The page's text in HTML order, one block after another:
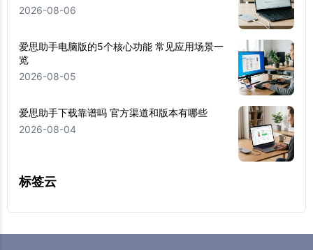
2026-08-06
爱思助手电脑版的5个核心功能 常见应用场景一
览
2026-08-05
爱思助手下载靠谱吗 官方渠道和版本有哪些
2026-08-04
标签云